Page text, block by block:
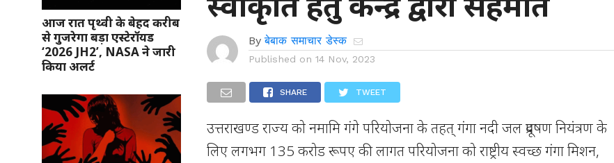
आज रात पृथ्वी के बेहद करीब
से गुजरेगा बड़ा एस्टेरॉयड
‘2026 JH2’, NASA ने जारी
किया अलर्ट
By बेबाक समाचार डेस्क
Published on 14 Nov, 2023
SHARE TWEET
उत्तराखण्ड राज्य को नमामि गंगे परियोजना के तहत् गंगा नदी जल प्रदूषण नियंत्रण के
लिए लगभग 135 करोड रूपए की लागत परियोजना को राष्ट्रीय स्वच्छ गंगा मिशन,